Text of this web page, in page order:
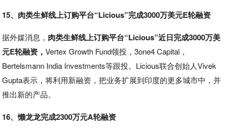
15、肉类生鲜线上订购平台“Licious”完成3000万美元E轮融资
据外媒消息， 肉类生鲜线上订购平台“Licious”近日完成3000万美
元E轮融资，Vertex Growth Fund领投，3one4 Capital，
Bertelsmann India Investments等跟投。Licious联合创始人Vivek
Gupta表示，将利用新融资，把业务扩展到印度的更多城市中，并
推出新的产品。
16、懒龙龙完成2300万元A轮融资